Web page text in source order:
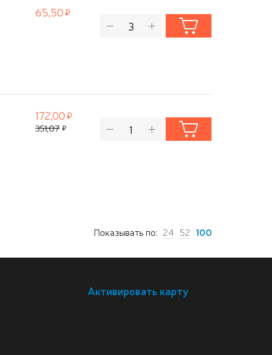
65,50
172,00
351,07
Показывать по: 24 52 100
Активировать карту